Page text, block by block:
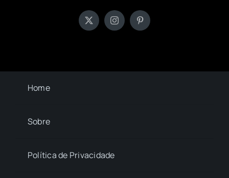
Home
Sobre
Política de Privacidade